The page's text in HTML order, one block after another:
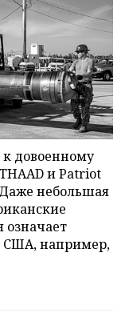
к довоенному
и Patriot
небольшая
означает
США, например,